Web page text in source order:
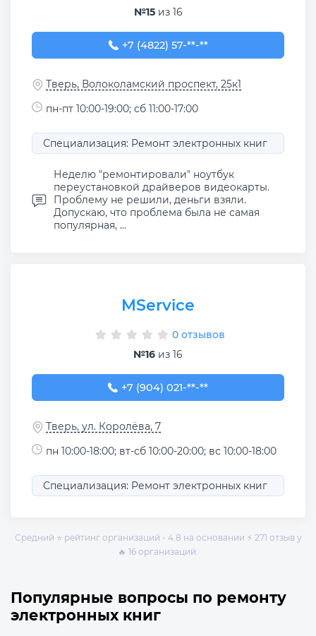
№15из 16
+7 (4822) 57-19-11
+7 (4822) 57-**-**
Тверь, Волоколамский проспект, 25к1
пн-пт 10:00-19:00; сб 11:00-17:00
Специализация: Ремонт электронных книг
Неделю "ремонтировали" ноутбук
переустановкой драйверов видеокарты.
Проблему не решили, деньги взяли.
Допускаю, что проблема была не самая
популярная, ...
MService
0 отзывов
№16 из 16
+7 (904) 021-57-87
+7 (904) 021-**-**
Тверь, ул. Королёва, 7
пн 10:00-18:00; вт-сб 10:00-20:00; вс 10:00-18:00
Специализация: Ремонт электронных книг
Средний ⭐ рейтинг организаций - 4.8 на основании ⚡ 271 отзыв у
🔥 16 организаций.
Популярные вопросы по ремонту
электронных книг